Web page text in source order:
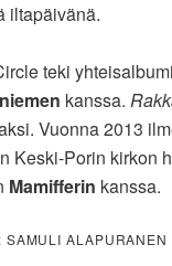
iltapäivänä.
teki
kanssa.
Vuonna 2013
Keski-Porin kirkon
Mamifferin kanssa.
ALAPURANEN